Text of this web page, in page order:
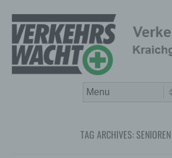
TAG ARCHIVES: SENIOREN